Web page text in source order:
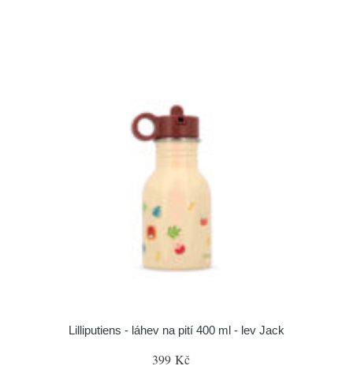
Lilliputiens - láhev na pití 400 ml - lev Jack
399 Kč